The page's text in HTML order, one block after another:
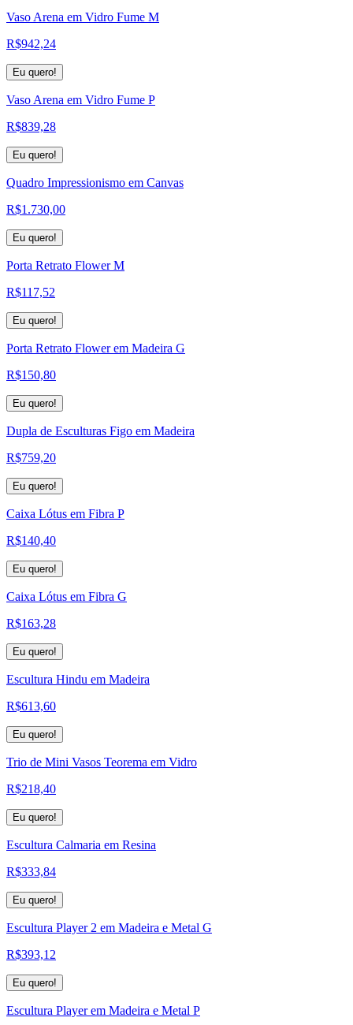
Vaso Arena em Vidro Fume M
R$942,24
Eu quero!
Vaso Arena em Vidro Fume P
R$839,28
Eu quero!
Quadro Impressionismo em Canvas
R$1.730,00
Eu quero!
Porta Retrato Flower M
R$117,52
Eu quero!
Porta Retrato Flower em Madeira G
R$150,80
Eu quero!
Dupla de Esculturas Figo em Madeira
R$759,20
Eu quero!
Caixa Lótus em Fibra P
R$140,40
Eu quero!
Caixa Lótus em Fibra G
R$163,28
Eu quero!
Escultura Hindu em Madeira
R$613,60
Eu quero!
Trio de Mini Vasos Teorema em Vidro
R$218,40
Eu quero!
Escultura Calmaria em Resina
R$333,84
Eu quero!
Escultura Player 2 em Madeira e Metal G
R$393,12
Eu quero!
Escultura Player em Madeira e Metal P